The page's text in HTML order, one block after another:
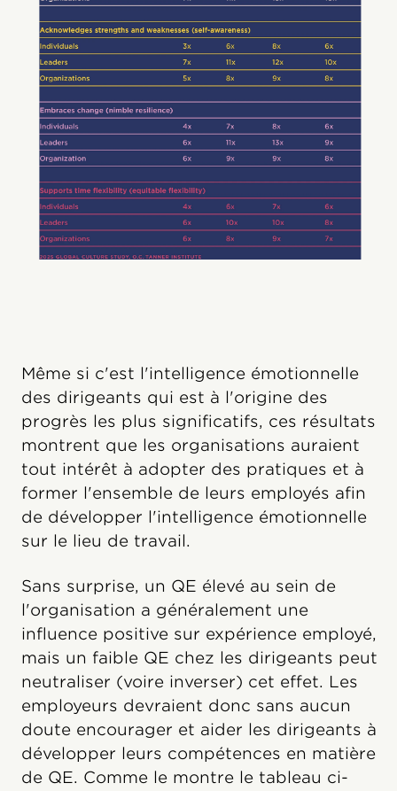
Même si c'est l'intelligence émotionnelle
des dirigeants qui est à l'origine des
progrès les plus significatifs, ces résultats
montrent que les organisations auraient
tout intérêt à adopter des pratiques et à
former l'ensemble de leurs employés afin
de développer l'intelligence émotionnelle
sur le lieu de travail.
Sans surprise, un QE élevé au sein de
l'organisation a généralement une
influence positive sur expérience employé,
mais un faible QE chez les dirigeants peut
neutraliser (voire inverser) cet effet. Les
employeurs devraient donc sans aucun
doute encourager et aider les dirigeants à
développer leurs compétences en matière
de QE. Comme le montre le tableau ci-